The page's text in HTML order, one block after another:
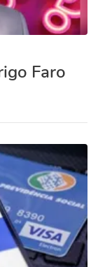
Faro